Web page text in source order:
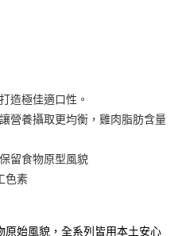
免運費
造極佳適口性。
營養攝取更均衡，雞肉脂肪含量
留食物原型風貌
色素
始風貌，全系列皆用本土安心